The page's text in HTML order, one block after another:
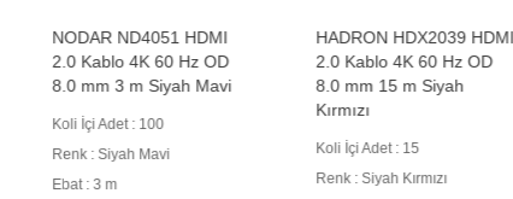
NODAR ND4051 HDMI
2.0 Kablo 4K 60 Hz OD
8.0 mm 3 m Siyah Mavi
Koli İçi Adet : 100
Renk : Siyah Mavi
Ebat : 3 m
HADRON HDX2039 HDMI
2.0 Kablo 4K 60 Hz OD
8.0 mm 15 m Siyah
Kırmızı
Koli İçi Adet : 15
Renk : Siyah Kırmızı